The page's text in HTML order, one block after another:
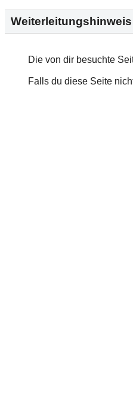
Weiterleitungshinweis
Die von dir besuchte
Falls du diese Seite